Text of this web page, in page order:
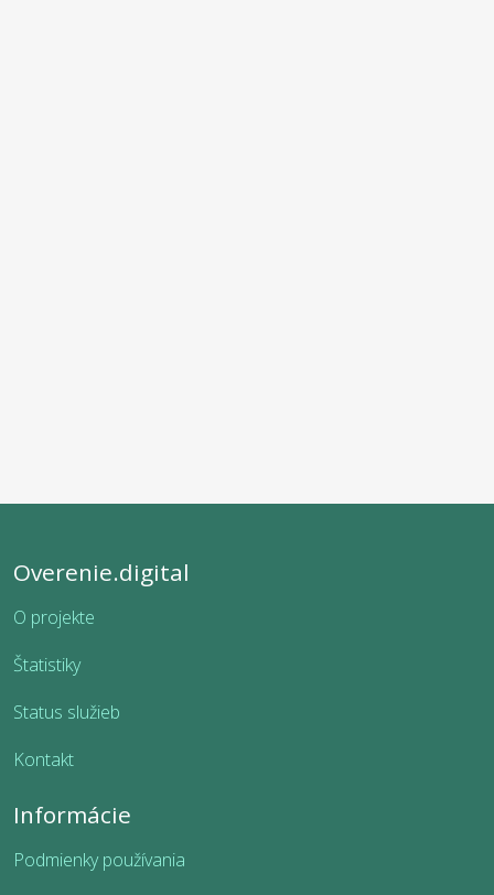
Overenie.digital
O projekte
Štatistiky
Status služieb
Kontakt
Informácie
Podmienky používania